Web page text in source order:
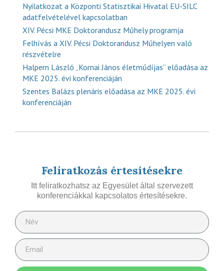
Nyilatkozat a Központi Statisztikai Hivatal EU-SILC
adatfelvételével kapcsolatban
XIV. Pécsi MKE Doktorandusz Műhely programja
Felhívás a XIV. Pécsi Doktorandusz Műhelyen való
részvételre
Halpern László „Kornai János életműdíjas” előadása az
MKE 2025. évi konferenciáján
Szentes Balázs plenáris előadása az MKE 2025. évi
konferenciáján
Feliratkozás értesítésekre
Itt feliratkozhatsz az Egyesület által szervezett
konferenciákkal kapcsolatos értesítésekre.